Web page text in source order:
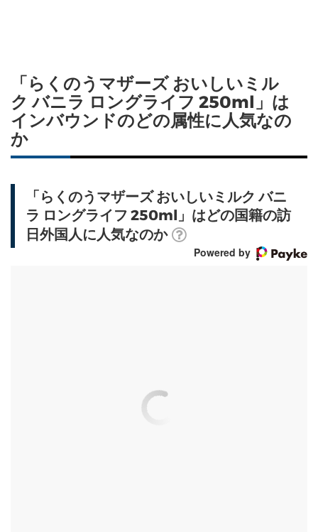
「らくのうマザーズ おいしいミル
ク バニラ ロングライフ 250ml」は
インバウンドのどの属性に人気なの
か
「らくのうマザーズ おいしいミルク バニ
ラ ロングライフ 250ml」はどの国籍の訪
日外国人に人気なのか
Powered by